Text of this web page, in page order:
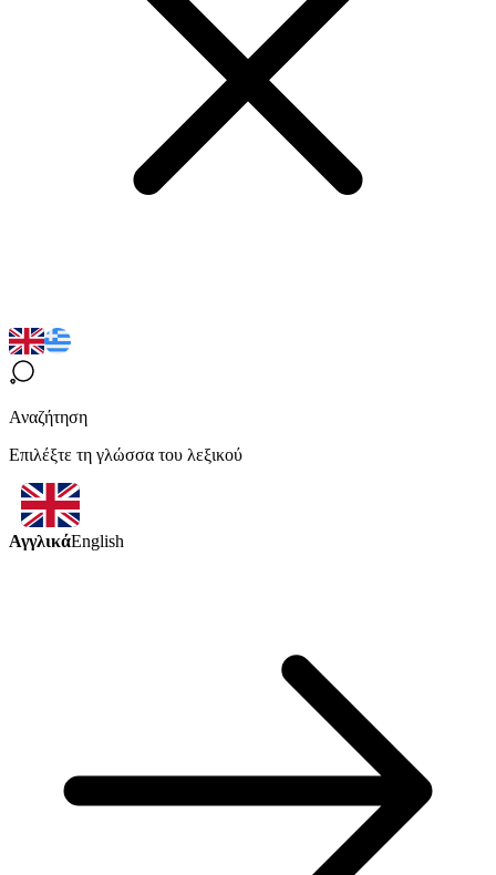
Αναζήτηση
Επιλέξτε τη γλώσσα του λεξικού
ΑγγλικάEnglish